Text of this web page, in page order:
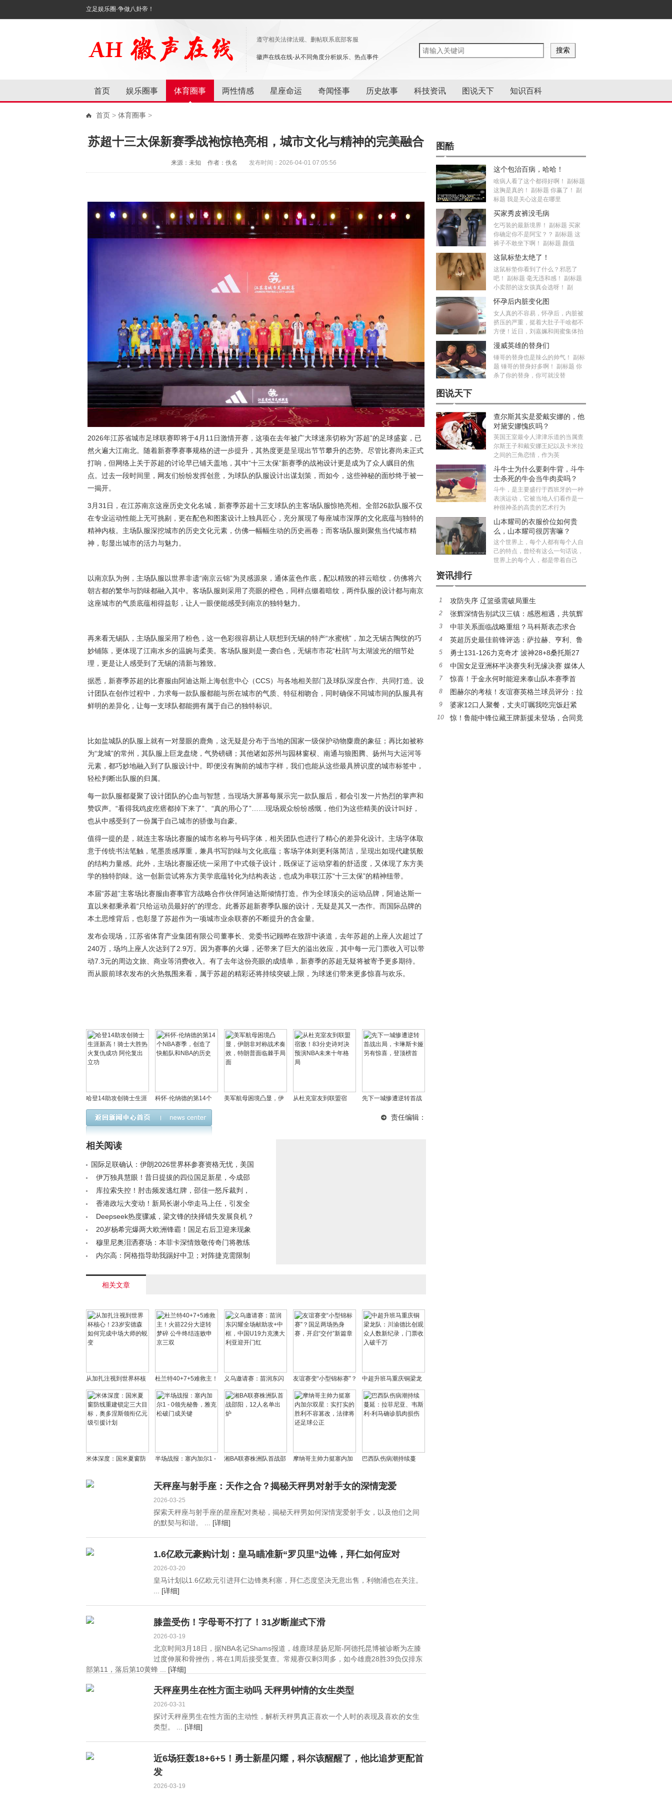
立足娱乐圈·争做八卦帝！
遵守相关法律法规、删帖联系底部客服
徽声在线在线-从不同角度分析娱乐、热点事件
首页 娱乐圈事 体育圈事 两性情感 星座命运 奇闻怪事 历史故事 科技资讯 图说天下 知识百科
首页 > 体育圈事 >
苏超十三太保新赛季战袍惊艳亮相，城市文化与精神的完美融合
来源：未知 作者：佚名 发布时间：2026-04-01 07:05:56
2026年江苏省城市足球联赛即将于4月11日激情开赛，这项在去年被广大球迷亲切称为“苏超”的足球盛宴，已
然火遍大江南北。随着新赛季赛事规格的进一步提升，其热度更是呈现出节节攀升的态势。尽管比赛尚未正式
打响，但网络上关于苏超的讨论早已铺天盖地，其中“十三太保”新赛季的战袍设计更是成为了众人瞩目的焦
点。过去一段时间里，网友们纷纷发挥创意，为球队的队服设计出谋划策，而如今，这些神秘的面纱终于被一
一揭开。
3月31日，在江苏南京这座历史文化名城，新赛季苏超十三支球队的主客场队服惊艳亮相。全部26款队服不仅
在专业运动性能上无可挑剔，更在配色和图案设计上独具匠心，充分展现了每座城市深厚的文化底蕴与独特的
精神内核。主场队服深挖城市的历史文化元素，仿佛一幅幅生动的历史画卷；而客场队服则聚焦当代城市精
神，彰显出城市的活力与魅力。
以南京队为例，主场队服以世界非遗“南京云锦”为灵感源泉，通体蓝色作底，配以精致的祥云暗纹，仿佛将六
朝古都的繁华与韵味都融入其中。客场队服则采用了亮眼的橙色，同样点缀着暗纹，两件队服的设计都与南京
这座城市的气质底蕴相得益彰，让人一眼便能感受到南京的独特魅力。
再来看无锡队，主场队服采用了粉色，这一色彩很容易让人联想到无锡的特产“水蜜桃”，加之无锡古陶纹的巧
妙铺陈，更体现了江南水乡的温婉与柔美。客场队服则是一袭白色，无锡市市花“杜鹃”与太湖波光的细节处
理，更是让人感受到了无锡的清新与雅致。
据悉，新赛季苏超的比赛服由阿迪达斯上海创意中心（CCS）与各地相关部门及球队深度合作、共同打造。设
计团队在创作过程中，力求每一款队服都能与所在城市的气质、特征相吻合，同时确保不同城市间的队服具有
鲜明的差异化，让每一支球队都能拥有属于自己的独特标识。
比如盐城队的队服上就有一对显眼的鹿角，这无疑是分布于当地的国家一级保护动物麋鹿的象征；再比如被称
为“龙城”的常州，其队服上巨龙盘绕，气势磅礴；其他诸如苏州与园林窗棂、南通与狼图腾、扬州与大运河等
元素，都巧妙地融入到了队服设计中。即便没有胸前的城市字样，我们也能从这些最具辨识度的城市标签中，
轻松判断出队服的归属。
每一款队服都凝聚了设计团队的心血与智慧，当现场大屏幕每展示完一款队服后，都会引发一片热烈的掌声和
赞叹声。“看得我鸡皮疙瘩都掉下来了”、“真的用心了”……现场观众纷纷感慨，他们为这些精美的设计叫好，
也从中感受到了一份属于自己城市的骄傲与自豪。
值得一提的是，就连主客场比赛服的城市名称与号码字体，相关团队也进行了精心的差异化设计。主场字体取
意于传统书法笔触，笔墨质感厚重，兼具书写韵味与文化底蕴；客场字体则更利落简洁，呈现出如现代建筑般
的结构力量感。此外，主场比赛服还统一采用了中式领子设计，既保证了运动穿着的舒适度，又体现了东方美
学的独特韵味。这一创新尝试将东方美学底蕴转化为结构表达，也成为串联江苏“十三太保”的精神纽带。
本届“苏超”主客场比赛服由赛事官方战略合作伙伴阿迪达斯倾情打造。作为全球顶尖的运动品牌，阿迪达斯一
直以来都秉承着“只给运动员最好的”的理念。此番苏超新赛季队服的设计，无疑是其又一杰作。而国际品牌的
本土思维背后，也彰显了苏超作为一项城市业余联赛的不断提升的含金量。
发布会现场，江苏省体育产业集团有限公司董事长、党委书记顾晔在致辞中谈道，去年苏超的上座人次超过了
240万，场均上座人次达到了2.9万。因为赛事的火爆，还带来了巨大的溢出效应，其中每一元门票收入可以带
动7.3元的周边文旅、商业等消费收入。有了去年这份亮眼的成绩单，新赛季的苏超无疑将被寄予更多期待。
而从眼前球衣发布的火热氛围来看，属于苏超的精彩还将持续突破上限，为球迷们带来更多惊喜与欢乐。
哈登14助攻创骑士生涯
新高！骑士大胜热火复
仇成功 阿伦复出立功
科怀·伦纳德的第14个
NBA赛季，创造了快船
美军航母困境凸显，伊
从杜克室友到联盟宿
先下一城惨遭逆转首战
惊喜，登顶榜首
责任编辑：
相关阅读
国际足联确认：伊朗2026世界杯参赛资格无忧，美国
赛程保持不变< /a>
伊万独具慧眼！昔日提拔的四位国足新星，今成邵
佳一麾下得力干将< /a>
库拉索失控！肘击频发逃红牌，邵佳一怒斥裁判，
媒体：世界杯堪忧< /a>
香港政坛大变动！新局长谢小华走马上任，引发全
城热议< /a>
Deepseek热度骤减，梁文锋的抉择错失发展良机？
< /a>20岁杨希完爆两大欧洲锋霸！国足右后卫迎来现象
级新星< /a>
穆里尼奥泪洒赛场：本菲卡深情致敬传奇门将教练
洛罗< /a>
内尔高：阿格指导助我踢好中卫；对阵捷克需限制
相关文章
从加扎注视到世界杯核
心！23岁安德森如何完
成中场大师的蜕变
杜兰特40+7+5难救主！
火箭22分大逆转梦碎 公
牛终结连败申京三双
义乌邀请赛：苗润东闪
耀全场献助攻+中框，中
国U19力克澳大利亚迎
开门红
友谊赛变“小型锦标赛”？
国足两场热身赛，开
启“交付”新篇章
中超升班马重庆铜梁龙
队：川渝德比创观众人
数新纪录，门票收入破
千万
米体深度：国米夏窗防
奥多涅斯领衔亿元级引
半场战报：塞内加尔1 -
成关键
湘BA联赛株洲队首战邵
摩纳哥主帅力挺塞内加
不容篡改，法律将还足
巴西队伤病潮持续蔓
利马确诊肌肉损伤
天秤座与射手座：天作之合？揭秘天秤男对射手女的深情宠爱
2026-03-25
探索天秤座与射手座的星座配对奥秘，揭秘天秤男如何深情宠爱射手女，以及他们之间
的默契与和谐。 ... [详细]
1.6亿欧元豪购计划：皇马瞄准新“罗贝里”边锋，拜仁如何应对
2026-03-20
皇马计划以1.6亿欧元引进拜仁边锋奥利塞，拜仁态度坚决无意出售，利物浦也在关注。
[详细]
膝盖受伤！字母哥不打了！31岁断崖式下滑
2026-03-19
北京时间3月18日，据NBA名记Shams报道，雄鹿球星扬尼斯-阿德托昆博被诊断为左膝
过度伸展和骨挫伤，将在1周后接受复查。常规赛仅剩3周多，如今雄鹿28胜39负仅排东
部第11，落后第10黄蜂 ... [详细]
天秤座男生在性方面主动吗 天秤男钟情的女生类型
2026-03-31
探讨天秤座男生在性方面的主动性，解析天秤男真正喜欢一个人时的表现及喜欢的女生
类型。 ... [详细]
近6场狂轰18+6+5！勇士新星闪耀，科尔该醒醒了，他比追梦更配首
发
2026-03-19
图酷
这个包治百病，哈哈！
啥病人看了这个都得好啊！ 副标题
这胸是真的！ 副标题 你赢了！ 副
标题 我是关心这是在哪里
买家秀皮裤没毛病
乞丐装的最新境界！ 副标题 买家
你确定你不是阿宝？？ 副标题 这
裤子不敢坐下啊！ 副标题 颜值
这鼠标垫太绝了！
这鼠标垫你看到了什么？邪恶了
吧！ 副标题 毫无违和感！ 副标题
小卖部的这女孩真会选呀！ 副
怀孕后内脏变化图
女人真的不容易，怀孕后，内脏被
挤压的严重，挺着大肚子干啥都不
方便！近日，刘嘉姵和闺蜜集体拍
漫威英雄的替身们
锤哥的替身也是辣么的帅气！ 副标
题 锤哥的替身好多啊！ 副标题 你
杀了你的替身，你可就没替
图说天下
查尔斯其实是爱戴安娜的，他
对黛安娜愧疚吗？
英国王室最令人津津乐道的当属查
尔斯王子和戴安娜王妃以及卡米拉
之间的三角恋情，作为英
斗牛士为什么要刺牛背，斗牛
士杀死的牛会当牛肉卖吗？
斗牛，是主要盛行于西班牙的一种
表演运动，它被当地人们看作是一
种很神圣的高贵的艺术行为
山本耀司的衣服价位如何贵
么，山本耀司很厉害嘛？
这个世界上，每个人都有每个人自
己的特点，曾经有这么一句话说，
世界上的每个人，都是带着自己
资讯排行
1 攻防失序 辽篮亟需破局重生
2
张辉深情告别武汉三镇：感恩相遇，共筑辉
煌旅程
3
中菲关系面临战略重组？马科斯表态求合
作，中方划出明确红线
4
英超历史最佳前锋评选：萨拉赫、亨利、鲁
尼、C罗等巨星入围
5
勇士131-126力克奇才 波神28+8桑托斯27
分波杰姆斯基全能表现
6
中国女足亚洲杯半决赛失利无缘决赛 媒体人
热议米利西奇去留
7
惊喜！于金永何时能迎来泰山队本赛季首
秀？或成王大雷理想接班人
8
图赫尔的考核！友谊赛英格兰球员评分：拉
师傅独秀 本怀特回归抢戏
9
婆家12口人聚餐，丈夫叮嘱我吃完饭赶紧
撤，瞥了眼餐桌我秒懂
10
惊！鲁能中锋位藏王牌新援未登场，合同竟